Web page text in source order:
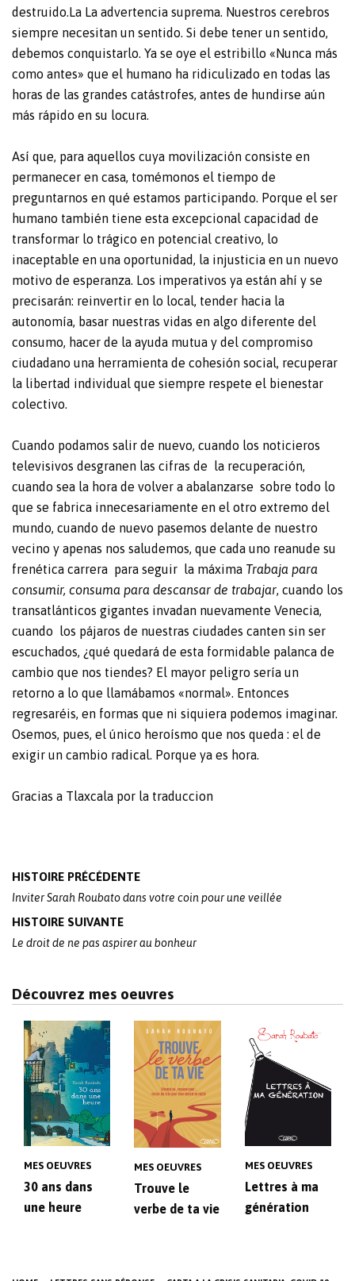
destruido.La La advertencia suprema. Nuestros cerebros
siempre necesitan un sentido. Si debe tener un sentido,
debemos conquistarlo. Ya se oye el estribillo «Nunca más
como antes» que el humano ha ridiculizado en todas las
horas de las grandes catástrofes, antes de hundirse aún
más rápido en su locura.
Así que, para aquellos cuya movilización consiste en
permanecer en casa, tomémonos el tiempo de
preguntarnos en qué estamos participando. Porque el ser
humano también tiene esta excepcional capacidad de
transformar lo trágico en potencial creativo, lo
inaceptable en una oportunidad, la injusticia en un nuevo
motivo de esperanza. Los imperativos ya están ahí y se
precisarán: reinvertir en lo local, tender hacia la
autonomía, basar nuestras vidas en algo diferente del
consumo, hacer de la ayuda mutua y del compromiso
ciudadano una herramienta de cohesión social, recuperar
la libertad individual que siempre respete el bienestar
colectivo.
Cuando podamos salir de nuevo, cuando los noticieros
televisivos desgranen las cifras de la recuperación,
cuando sea la hora de volver a abalanzarse sobre todo lo
que se fabrica innecesariamente en el otro extremo del
mundo, cuando de nuevo pasemos delante de nuestro
vecino y apenas nos saludemos, que cada uno reanude su
frenética carrera para seguir la máxima Trabaja para
consumir, consuma para descansar de trabajar, cuando los
transatlánticos gigantes invadan nuevamente Venecia,
cuando los pájaros de nuestras ciudades canten sin ser
escuchados, ¿qué quedará de esta formidable palanca de
cambio que nos tiendes? El mayor peligro sería un
retorno a lo que llamábamos «normal». Entonces
regresaréis, en formas que ni siquiera podemos imaginar.
Osemos, pues, el único heroísmo que nos queda : el de
exigir un cambio radical. Porque ya es hora.
Gracias a Tlaxcala por la traduccion
Post
navigation
HISTOIRE PRÉCÉDENTE
Inviter Sarah Roubato dans votre coin pour une veillée
HISTOIRE SUIVANTE
Le droit de ne pas aspirer au bonheur
Découvrez mes oeuvres
MES OEUVRES
30 ans dans
une heure
MES OEUVRES
Trouve le
verbe de ta vie
MES OEUVRES
Lettres à ma
génération